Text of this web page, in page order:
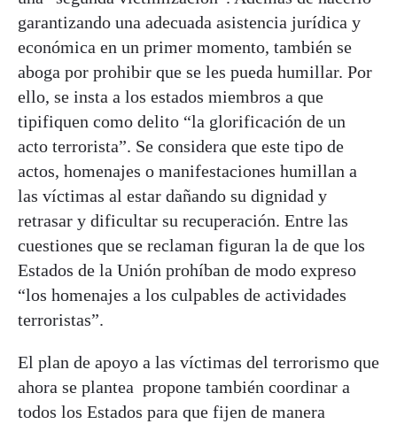
garantizando una adecuada asistencia jurídica y
económica en un primer momento, también se
aboga por prohibir que se les pueda humillar. Por
ello, se insta a los estados miembros a que
tipifiquen como delito “la glorificación de un
acto terrorista”. Se considera que este tipo de
actos, homenajes o manifestaciones humillan a
las víctimas al estar dañando su dignidad y
retrasar y dificultar su recuperación. Entre las
cuestiones que se reclaman figuran la de que los
Estados de la Unión prohíban de modo expreso
“los homenajes a los culpables de actividades
terroristas”.
El plan de apoyo a las víctimas del terrorismo que
ahora se plantea propone también coordinar a
todos los Estados para que fijen de manera